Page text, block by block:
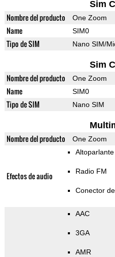
Sim
Nombre del producto One Zoom
Name SIM0
Tipo de SIM Nano SIM/
Sim
Nombre del producto One Zoom
Name SIM0
Tipo de SIM Nano SIM
Nombre del producto One Zoom
Efectos de audio
Altoparlante
Radio FM
Conector
AAC
3GA
AMR